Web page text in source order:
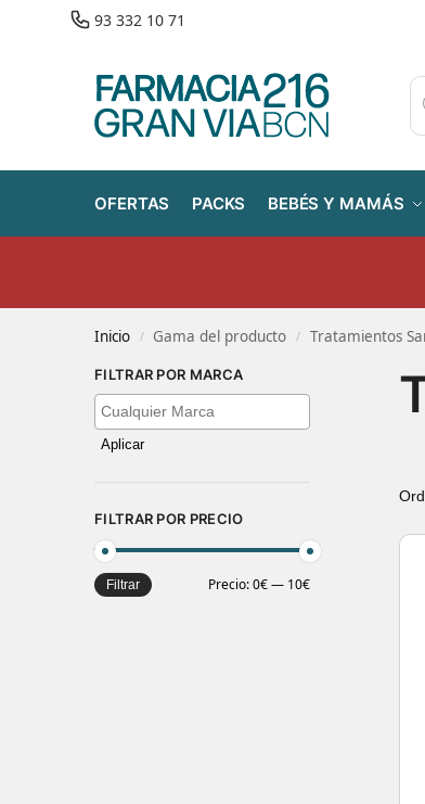
93 332 10 71
OFERTAS PACKS BEBÉS Y MAMÁS
Inicio / Gama del producto / Tratamientos
FILTRAR POR MARCA
Aplicar
FILTRAR POR PRECIO
Filtrar Precio:0€— 10€